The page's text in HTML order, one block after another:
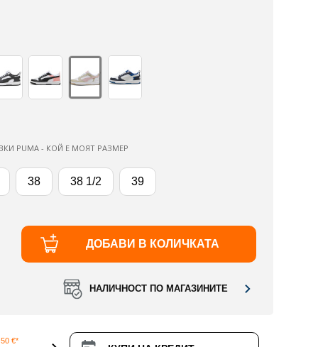
PUMA - КОЙ Е МОЯТ РАЗМЕР
38 38 1/2 39
ДОБАВИ В КОЛИЧКАТА
НАЛИЧНОСТ ПО МАГАЗИНИТЕ
€*